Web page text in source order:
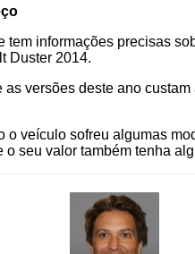
tem informações precisas
Duster 2014.
as versões deste ano
o veículo sofreu algumas
o seu valor também tenha